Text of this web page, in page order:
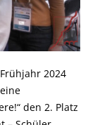
2024
den 2. Platz